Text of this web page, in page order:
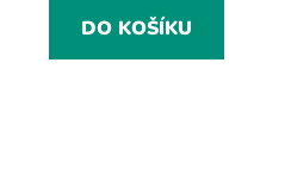
DO KOŠÍKU